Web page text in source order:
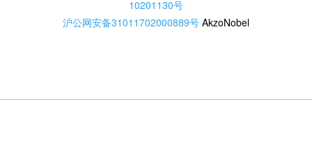
10201130号
沪公网安备31011702000889号 AkzoNobel